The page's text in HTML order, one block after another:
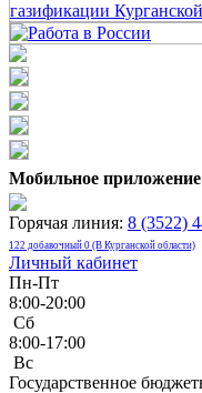
Мобильное приложение
Горячая линия: 8 (3522)
122 добавочный 0 (В Курганской области)
Личный кабинет
Пн-Пт
8:00-20:00
Сб
8:00-17:00
Bc
Государственное